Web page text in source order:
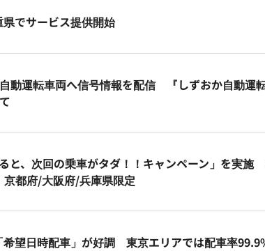
でサービス提供開始
動運転車両へ信号情報を配信 『しずおか自動運
と、次回の乗車がタダ！！キャンペーン」を実
都府/大阪府/兵庫県限定
希望日時配車」が好調 東京エリアでは配車率